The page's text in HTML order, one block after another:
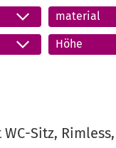
material
Höhe
Sitz,